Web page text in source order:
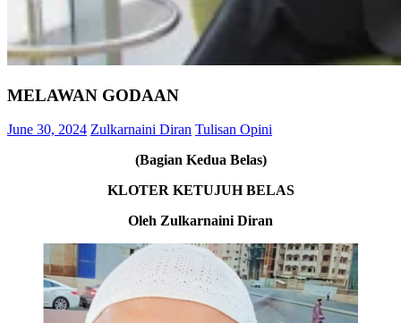
MELAWAN GODAAN
June 30, 2024 Zulkarnaini Diran Tulisan Opini
(Bagian Kedua Belas)
KLOTER KETUJUH BELAS
Oleh Zulkarnaini Diran